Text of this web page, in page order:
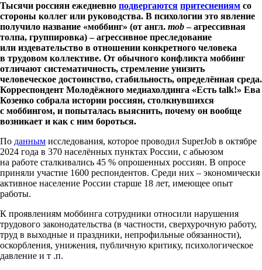
Тысячи россиян ежедневно подвергаются притеснениям со
стороны коллег или руководства. В психологии это явление
получило название «моббинг» (от англ. mob– агрессивная
толпа, группировка) – агрессивное преследование
или издевательство в отношении конкретного человека
в трудовом коллективе. От обычного конфликта моббинг
отличают систематичность, стремление унизить
человеческое достоинство, стабильность, определённая среда.
Корреспондент Молодёжного медиахолдинга «Есть talk!» Ева
Козенко собрала истории россиян, столкнувшихся
с моббингом, и попыталась выяснить, почему он вообще
возникает и как с ним бороться.
По данным исследования, которое проводил SuperJob в октябре
2024 года в 370 населённых пунктах России, с абьюзом
на работе сталкивались 45 % опрошенных россиян. В опросе
приняли участие 1600 респондентов. Среди них – экономически
активное население России старше 18 лет, имеющее опыт
работы.
К проявлениям моббинга сотрудники относили нарушения
трудового законодательства (в частности, сверхурочную работу,
труд в выходные и праздники, непрофильные обязанности),
оскорбления, унижения, публичную критику, психологическое
давление и т .п.